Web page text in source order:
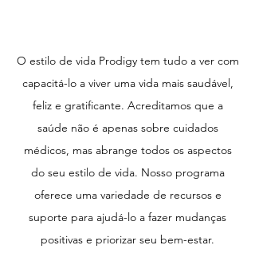
O estilo de vida Prodigy tem tudo a ver com
capacitá-lo a viver uma vida mais saudável,
feliz e gratificante. Acreditamos que a
saúde não é apenas sobre cuidados
médicos, mas abrange todos os aspectos
do seu estilo de vida. Nosso programa
oferece uma variedade de recursos e
suporte para ajudá-lo a fazer mudanças
positivas e priorizar seu bem-estar.